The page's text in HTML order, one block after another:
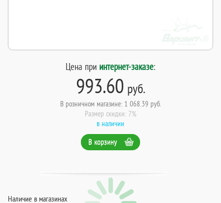
Цена при интернет-заказе:
993.60 руб.
В розничном магазине: 1 068.39 руб.
Размер скидки: 7%
в наличии
В корзину
Наличие в магазинах